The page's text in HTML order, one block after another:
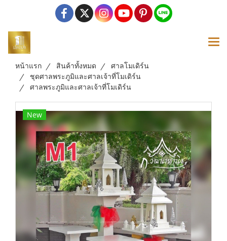
หน้าแรก สินค้าทั้งหมด
ศาลโมเดิร์น
ชุดศาลพระภูมิและศาลเจ้าที่โมเดิร์น
ศาลพระภูมิและศาลเจ้าที่โมเดิร์น
New